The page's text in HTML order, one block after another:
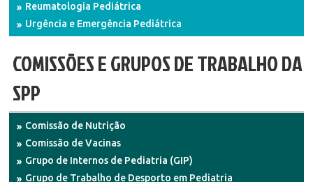
Reumatologia Pediátrica
Urgência e Emergência Pediátrica
COMISSÕES E GRUPOS DE TRABALHO DA
SPP
Comissão de Nutrição
Comissão de Vacinas
Grupo de Internos de Pediatria (GIP)
Grupo de Trabalho de Desporto em Pediatria